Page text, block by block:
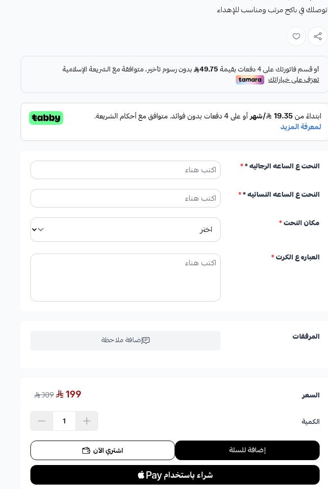
توصلك في باكج مرتب ومناسب للإهداء
النحت ع الساعه الرجاليه **
النحت ع الساعه النسائيه **
مكان النحت*
العباره ع الكرت*
المرفقات إضافة ملاحظة
السعر 199
309
الكمية
إضافة للسلة اشتري الآن